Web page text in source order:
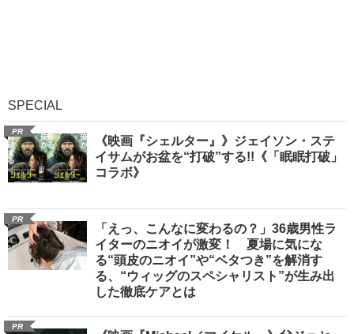
SPECIAL
PR
《映画『シェルター』》ジェイソン・ステ
イサムがお盆を“打破”する!!《「眠眠打破」
コラボ》
PR
「えっ、こんなに変わるの？」36歳男性ラ
イターのニオイが激変！ 夏場に気にな
る“頭皮のニオイ”や“ベタつき”を解消す
る、“ウィッグのスペシャリスト”が生み出
した徹底ケアとは
PR